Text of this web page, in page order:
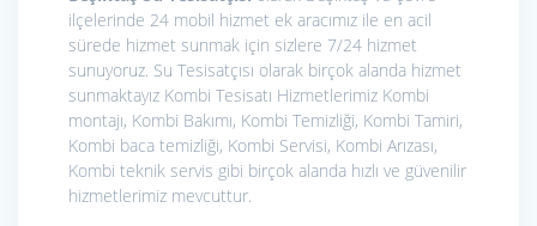
ilçelerinde 24 mobil hizmet ek aracımız ile en acil
sürede hizmet sunmak için sizlere 7/24 hizmet
sunuyoruz. Su Tesisatçısı olarak birçok alanda hizmet
sunmaktayız Kombi Tesisatı Hizmetlerimiz Kombi
montajı, Kombi Bakımı, Kombi Temizliği, Kombi Tamiri,
Kombi baca temizliği, Kombi Servisi, Kombi Arızası,
Kombi teknik servis gibi birçok alanda hızlı ve güvenilir
hizmetlerimiz mevcuttur.